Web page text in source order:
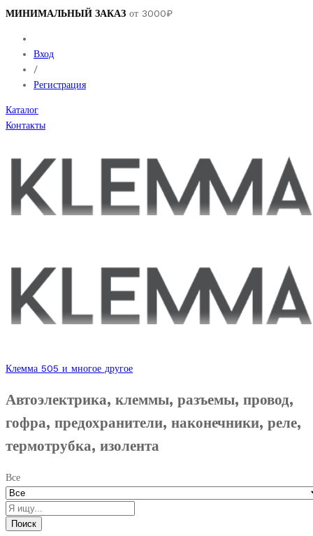
МИНИМАЛЬНЫЙ ЗАКАЗ от 3000₽
Вход
/
Регистрация
Каталог
Контакты
Клемма 505 и многое другое
Автоэлектрика, клеммы, разъемы, провод,
гофра, предохранители, наконечники, реле,
термотрубка, изолента
Все
Поиск